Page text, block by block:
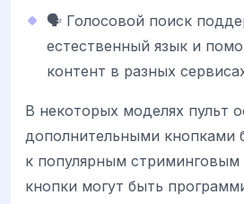
🗣️ Голосовой поиск
естественный язык и
контент в разных
В некоторых моделях пульт
дополнительными кнопками
к популярным
кнопки могут быть